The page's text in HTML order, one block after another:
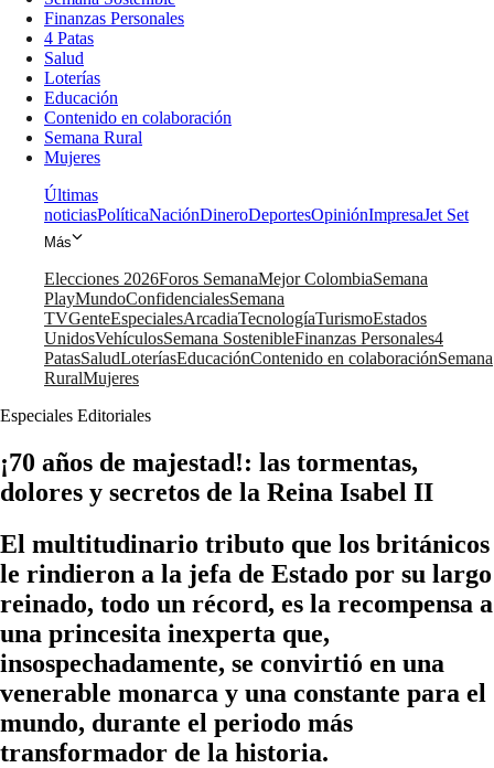
Finanzas Personales
4 Patas
Salud
Loterías
Educación
Contenido en colaboración
Semana Rural
Mujeres
Últimas
noticiasPolíticaNaciónDineroDeportesOpiniónImpresaJet Set
Más
Elecciones 2026Foros SemanaMejor ColombiaSemana
PlayMundoConfidencialesSemana
TVGenteEspecialesArcadiaTecnologíaTurismoEstados
UnidosVehículosSemana SostenibleFinanzas Personales4
PatasSaludLoteríasEducaciónContenido en colaboraciónSemana
RuralMujeres
Especiales Editoriales
¡70 años de majestad!: las tormentas,
dolores y secretos de la Reina Isabel II
El multitudinario tributo que los británicos
le rindieron a la jefa de Estado por su largo
reinado, todo un récord, es la recompensa a
una princesita inexperta que,
insospechadamente, se convirtió en una
venerable monarca y una constante para el
mundo, durante el periodo más
transformador de la historia.